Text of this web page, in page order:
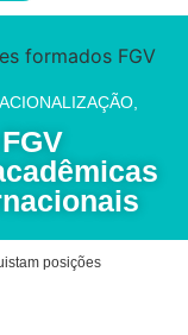
posições